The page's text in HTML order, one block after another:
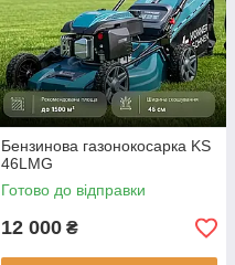
Бензинова газонокосарка KS
46LMG
Готово до відправки
12 000 ₴